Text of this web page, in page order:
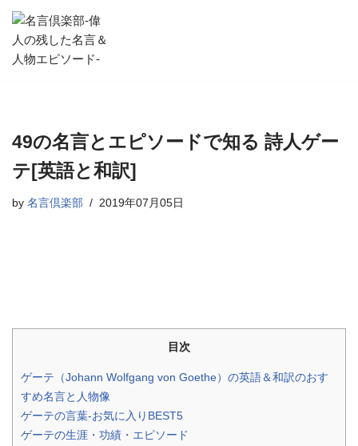
コ
ン
へ
キ
ッ
49の名言とエピソードで知る 詩人ゲー
テ[英語と和訳]
by 名言倶楽部 2019年07月05日
目次
ゲーテ（Johann Wolfgang von Goethe）の英語＆和訳のおす
すめ名言と人物像
ゲーテの言葉-お気に入りBEST5
ゲーテの生涯・功績・エピソード